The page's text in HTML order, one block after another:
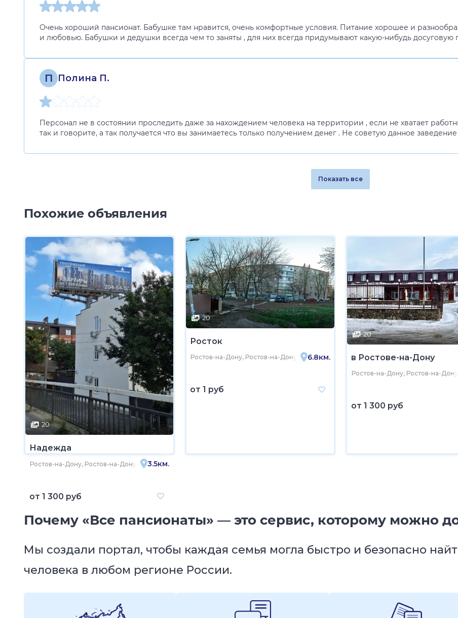
Очень хороший пансионат. Бабушке там нравится, очень комфортные условия. Питание хорошее и
и любовью. Бабушки и дедушки всегда чем то заняты , для них всегда придумывают какую-нибудь
П Полина П.
Персонал не в состоянии проследить даже за нахождением человека на территории , если не хватает
так и говорите, а так получается что вы занимаетесь только получением денег . Не советую данное
Показать все
Похожие объявления
20
Надежда
Ростов-на-Дону, Ростов-на-Дону, улица Текучёва, 14
3.5км.
от 1 300 руб
20
Росток
Ростов-на-Дону, Ростов-на-Дону, посёлок Орджоникидзе, Молодёжная улица, 83
6.8км.
от 1 руб
20
в Ростове-на-Дону
Ростов-на-Дону, Ростов-на-
от 1 300 руб
Почему «Все пансионаты» — это сервис, которому можно
Мы создали портал, чтобы каждая семья могла быстро и безопасно
человека в любом регионе России.